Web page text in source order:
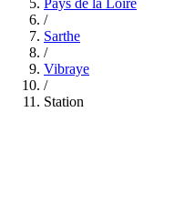
Pays de la Loire
/
Sarthe
/
Vibraye
/
Station